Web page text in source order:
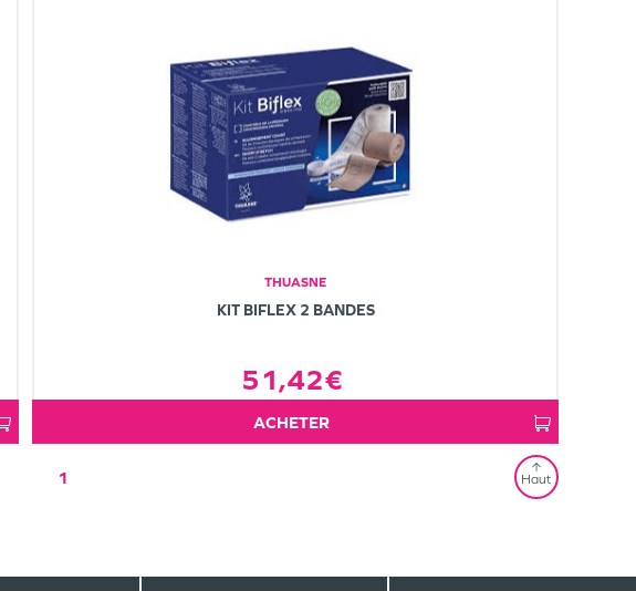
THUASNE
KIT BIFLEX 2 BANDES
51,42€
ACHETER
1 Haut